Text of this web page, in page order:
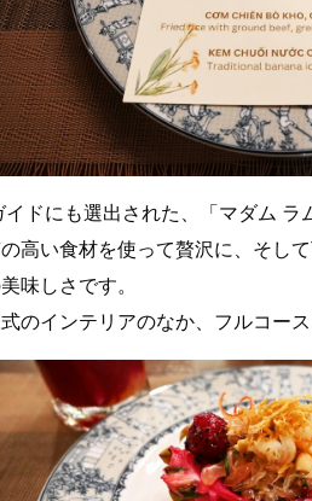
ドにも選出された、「マダム ラ
高い食材を使って贅沢に、そし
味しさです。
のインテリアのなか、フルコース